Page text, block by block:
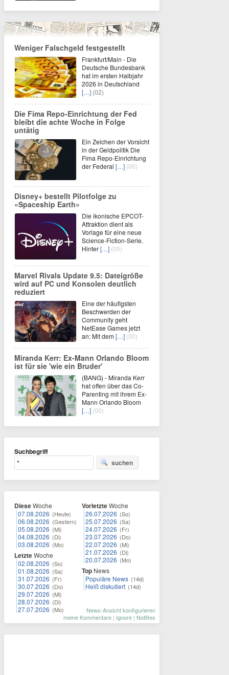
Weniger Falschgeld festgestellt
Frankfurt/Main - Die
Deutsche Bundesbank
hat im ersten Halbjahr
2026 in Deutschland
[…] (02)
Die Fima Repo-Einrichtung der Fed
bleibt die achte Woche in Folge
untätig
Ein Zeichen der Vorsicht
in der Geldpolitik Die
Fima Repo-Einrichtung
der Federal […] (00)
Disney+ bestellt Pilotfolge zu
«Spaceship Earth»
Die ikonische EPCOT-
Attraktion dient als
Vorlage für eine neue
Science-Fiction-Serie.
Hinter[…] (00)
Marvel Rivals Update 9.5: Dateigröße
wird auf PC und Konsolen deutlich
reduziert
Eine der häufigsten
Beschwerden der
Community geht
NetEase Games jetzt
an: Mit dem[…] (00)
Miranda Kerr: Ex-Mann Orlando Bloom
ist für sie 'wie ein Bruder'
(BANG) - Miranda Kerr
hat offen über das Co-
Parenting mit ihrem Ex-
Mann Orlando Bloom
[…] (00)
Suchbegriff
suchen
DieseWoche
07.08.2026 (Heute)
06.08.2026 (Gestern)
05.08.2026 (Mi)
04.08.2026 (Di)
03.08.2026 (Mo)
LetzteWoche
02.08.2026 (So)
01.08.2026 (Sa)
31.07.2026 (Fr)
30.07.2026 (Do)
29.07.2026 (Mi)
28.07.2026 (Di)
27.07.2026 (Mo)
VorletzteWoche
26.07.2026 (So)
25.07.2026 (Sa)
24.07.2026 (Fr)
23.07.2026 (Do)
22.07.2026 (Mi)
21.07.2026 (Di)
20.07.2026 (Mo)
Top News
Populäre News (14d)
Heiß diskutiert (14d)
News-Ansicht konfigurieren
meine Kommentare | Ignore | Notifies